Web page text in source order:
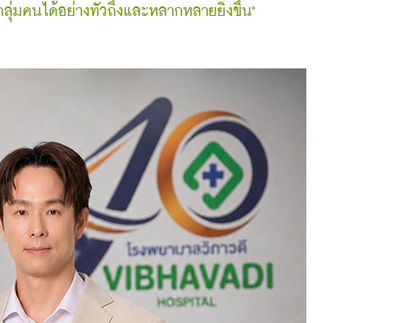
มคนได้อย่างทั่วถึงและหลากหลายยิ่งขึ้น"